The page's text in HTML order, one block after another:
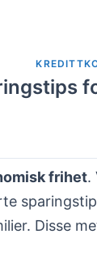
frihet.
Disse